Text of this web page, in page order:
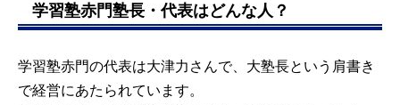
学習塾赤門塾長・代表はどんな人？
学習塾赤門の代表は大津力さんで、大塾長という肩書き
で経営にあたられています。